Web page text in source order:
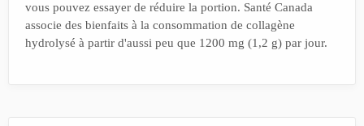
vous pouvez essayer de réduire la portion. Santé Canada
associe des bienfaits à la consommation de collagène
hydrolysé à partir d'aussi peu que 1200 mg (1,2 g) par jour.